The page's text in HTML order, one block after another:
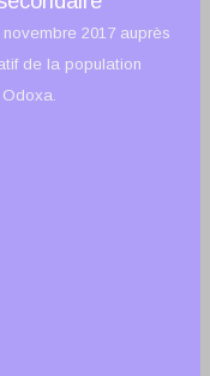
2017 auprès
de la population